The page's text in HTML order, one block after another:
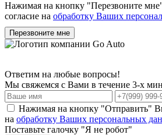
Нажимая на кнопку "Перезвоните
согласие на обработку Ваших
Перезвоните мне
Ответим на любые вопросы!
Мы свяжемся с Вами в течение 3-х
Нажимая на кнопку "Отправить"
на обработку Ваших персональных
Поставьте галочку "Я не робот"